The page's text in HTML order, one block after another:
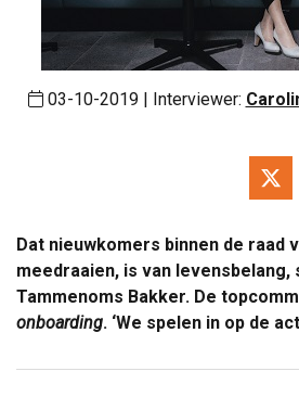
03-10-2019 | Interviewer:
Dat nieuwkomers binnen de
meedraaien, is van
Tammenoms Bakker. De
onboarding. ‘We spelen in op de